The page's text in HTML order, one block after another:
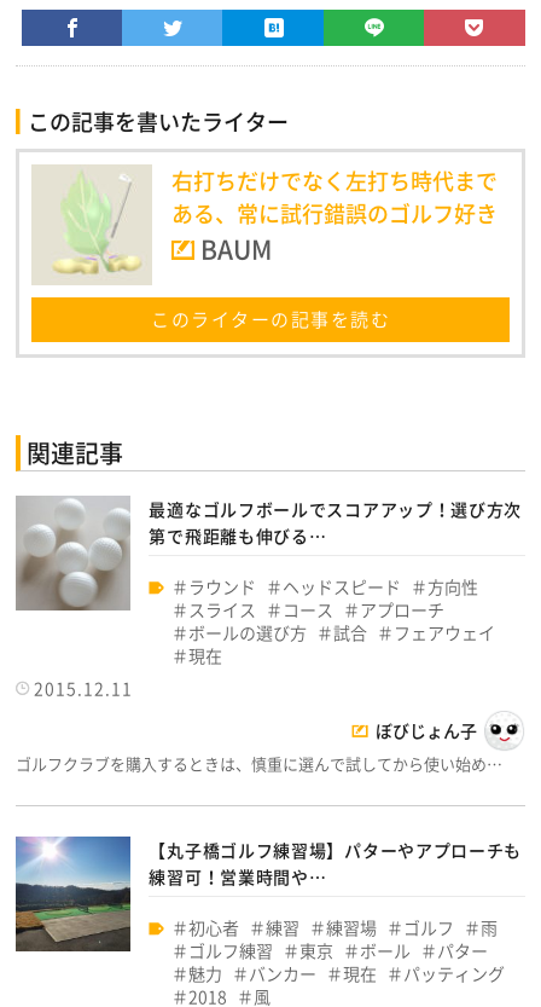
この記事を書いたライター
右打ちだけでなく左打ち時代まで
ある、常に試行錯誤のゴルフ好き
BAUM
このライターの記事を読む
関連記事
最適なゴルフボールでスコアアップ！選び方次
第で飛距離も伸びる…
ラウンド ヘッドスピード
方向性
スライス
コース
アプローチ
ボールの選び方
試合
フェアウェイ
現在
2015.12.11
ぼびじょん子
ゴルフクラブを購入するときは、慎重に選んで試してから使い始め…
【丸子橋ゴルフ練習場】パターやアプローチも
練習可！営業時間や…
初心者 練習 練習場 ゴルフ
雨
ゴルフ練習
東京 ボール
パター
魅力
バンカー 現在
パッティング
2018
風